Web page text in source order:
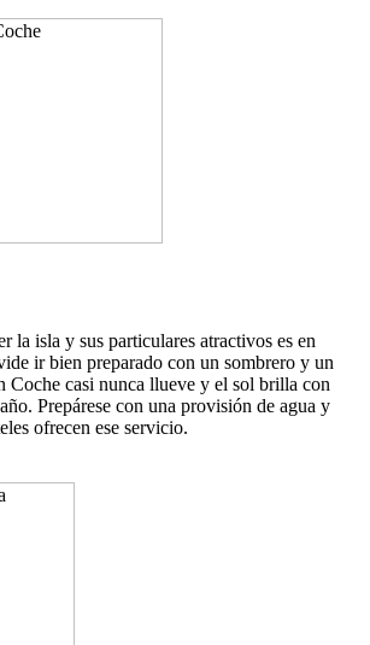
la isla y sus particulares atractivos es en
ir bien preparado con un sombrero y un
Coche casi nunca llueve y el sol brilla con
Prepárese con una provisión de agua y
ofrecen ese servicio.